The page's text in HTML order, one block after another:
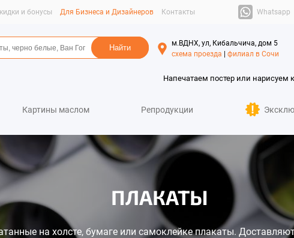
и бонусы Для Бизнеса и Дизайнеров Контакты Whatsapp
м.ВДНХ, ул, Кибальчича, дом 5
схема проезда
филиал в Сочи
Напечатаем постер или нарисуем
Картины маслом Репродукции
ПЛАКАТЫ
на холсте, бумаге или самоклейке плакаты.